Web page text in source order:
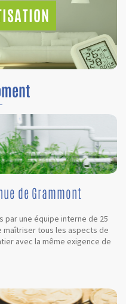
de Grammont
une équipe interne de 25
maîtriser tous les aspects de
avec la même exigence de